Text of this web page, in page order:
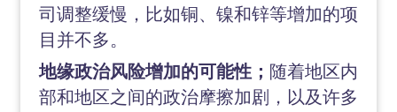
司调整缓慢，比如铜、镍和锌等增加的项
目并不多。
地缘政治风险增加的可能性； 随着地区内
部和地区之间的政治摩擦加剧，以及许多